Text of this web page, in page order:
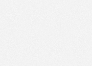
рост
городе
№ 11 состоялось
центра